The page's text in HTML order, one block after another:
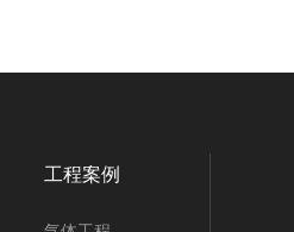
工程案例